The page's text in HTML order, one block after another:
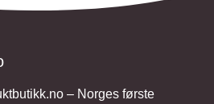
– Norges første